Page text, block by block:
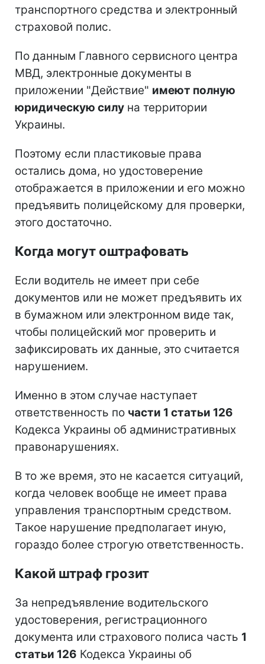
транспортного средства и электронный
страховой полис.
По данным Главного сервисного центра
МВД, электронные документы в
приложении "Действие" имеют полную
юридическую силу на территории
Украины.
Поэтому если пластиковые права
остались дома, но удостоверение
отображается в приложении и его можно
предъявить полицейскому для проверки,
этого достаточно.
Когда могут оштрафовать
Если водитель не имеет при себе
документов или не может предъявить их
в бумажном или электронном виде так,
чтобы полицейский мог проверить и
зафиксировать их данные, это считается
нарушением.
Именно в этом случае наступает
ответственность по части 1 статьи 126
Кодекса Украины об административных
правонарушениях.
В то же время, это не касается ситуаций,
когда человек вообще не имеет права
управления транспортным средством.
Такое нарушение предполагает иную,
гораздо более строгую ответственность.
Какой штраф грозит
За непредъявление водительского
удостоверения, регистрационного
документа или страхового полиса часть 1
статьи 126 Кодекса Украины об